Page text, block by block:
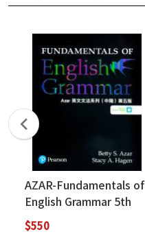
AZAR-Fundamentals of
English Grammar 5th
Edition 英漢版 (with
Pearson Practice
$550